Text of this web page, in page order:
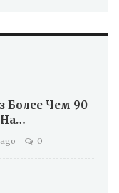
Чем 90
На…
0